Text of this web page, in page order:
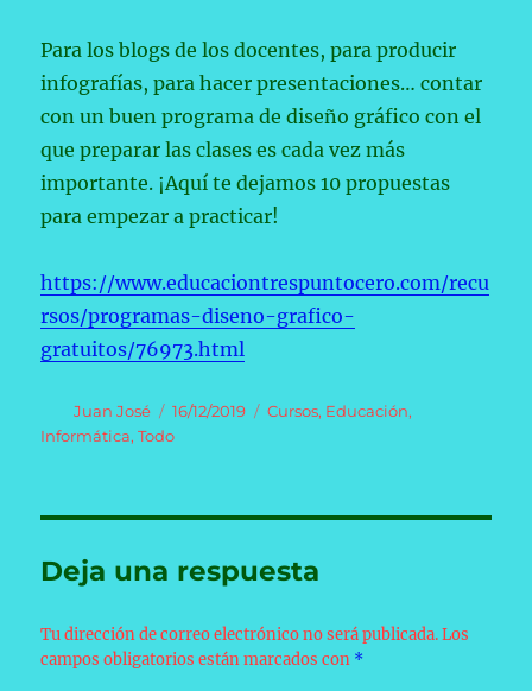
Para los blogs de los docentes, para producir
infografías, para hacer presentaciones… contar
con un buen programa de diseño gráfico con el
que preparar las clases es cada vez más
importante. ¡Aquí te dejamos 10 propuestas
para empezar a practicar!
https://www.educaciontrespuntocero.com/recu
rsos/programas-diseno-grafico-
gratuitos/76973.html
Autor
Juan José
Publicado
el
16/12/2019 Categorías
Cursos, Educación,
Informática,Todo
Deja una respuesta
Tu dirección de correo electrónico no será publicada. Los
campos obligatorios están marcados con *